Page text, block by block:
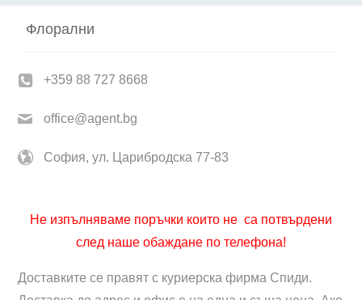
Флорални
+359 88 727 8668
office@agent.bg
София, ул. Царибродска 77-83
Не изпълняваме поръчки които не са потвърдени
след наше обаждане по телефона!
Доставките се правят с куриерска фирма Спиди.